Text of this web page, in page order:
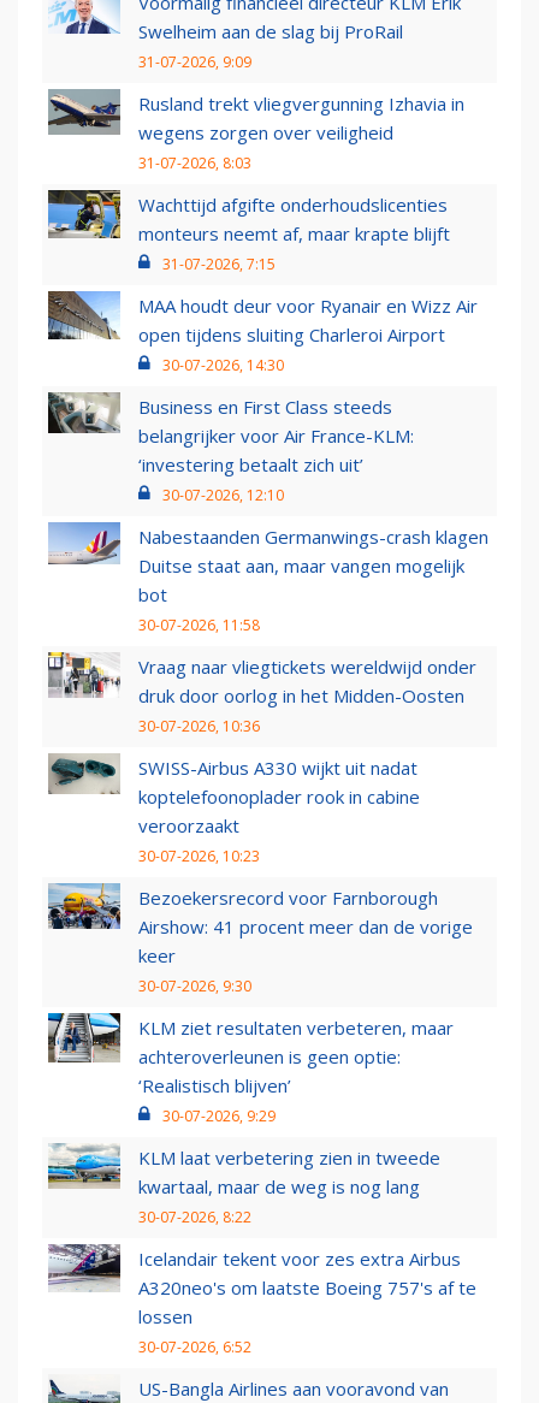
Swelheim aan de slag bij ProRail
31-07-2026, 9:09
Rusland trekt vliegvergunning Izhavia in
wegens zorgen over veiligheid
31-07-2026, 8:03
Wachttijd afgifte onderhoudslicenties
monteurs neemt af, maar krapte blijft
31-07-2026, 7:15
MAA houdt deur voor Ryanair en Wizz Air
open tijdens sluiting Charleroi Airport
30-07-2026, 14:30
Business en First Class steeds
belangrijker voor Air France-KLM:
‘investering betaalt zich uit’
30-07-2026, 12:10
Nabestaanden Germanwings-crash klagen
Duitse staat aan, maar vangen mogelijk
bot
30-07-2026, 11:58
Vraag naar vliegtickets wereldwijd onder
druk door oorlog in het Midden-Oosten
30-07-2026, 10:36
SWISS-Airbus A330 wijkt uit nadat
koptelefoonoplader rook in cabine
veroorzaakt
30-07-2026, 10:23
Bezoekersrecord voor Farnborough
Airshow: 41 procent meer dan de vorige
keer
30-07-2026, 9:30
KLM ziet resultaten verbeteren, maar
achteroverleunen is geen optie:
‘Realistisch blijven’
30-07-2026, 9:29
KLM laat verbetering zien in tweede
kwartaal, maar de weg is nog lang
30-07-2026, 8:22
Icelandair tekent voor zes extra Airbus
A320neo's om laatste Boeing 757's af te
lossen
30-07-2026, 6:52
US-Bangla Airlines aan vooravond van